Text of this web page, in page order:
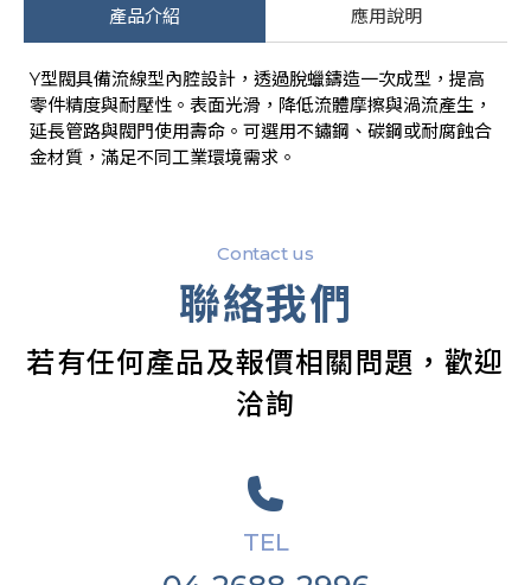
產品介紹 應用說明
Y型閥具備流線型內腔設計，透過脫蠟鑄造一次成型，提高
零件精度與耐壓性。表面光滑，降低流體摩擦與渦流產生，
延長管路與閥門使用壽命。可選用不鏽鋼、碳鋼或耐腐蝕合
金材質，滿足不同工業環境需求。
Contact us
聯絡我們
若有任何產品及報價相關問題，歡迎
洽詢
TEL